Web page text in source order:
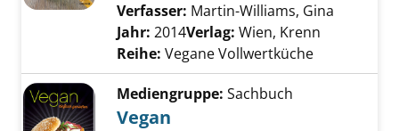
Verfasser: Martin-Williams, Gina
Jahr: 2014Verlag: Wien, Krenn
Reihe: Vegane Vollwertküche
Mediengruppe: Sachbuch
Vegan